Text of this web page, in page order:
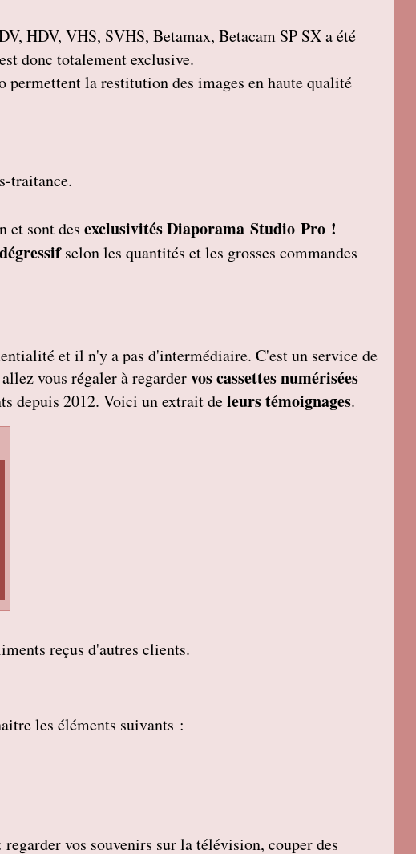
HDV, VHS, SVHS, Betamax, Betacam SP SX a été
donc totalement exclusive.
la restitution des images en haute qualité
traitance.
et sont des exclusivités Diaporama Studio Pro !
selon les quantités et les grosses commandes
et il n'y a pas d'intermédiaire. C'est un service de
vous régaler à regardervos cassettes numérisées
depuis 2012. Voici un extrait deleurs témoignages.
reçus d'autres clients.
les éléments suivants :
regarder vos souvenirs sur la télévision, couper des